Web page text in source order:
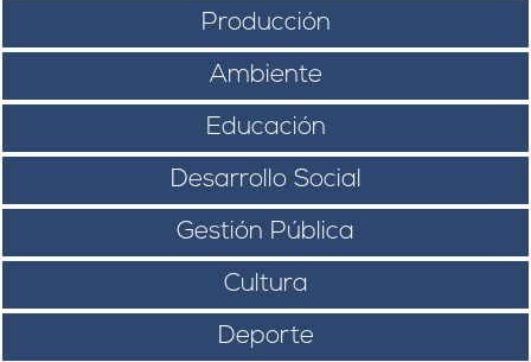
Producción
Ambiente
Educación
Desarrollo Social
Gestión Pública
Cultura
Deporte